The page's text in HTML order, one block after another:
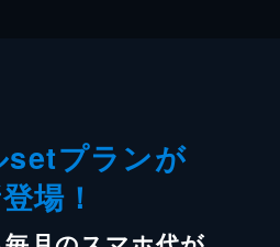
setプランが
場！